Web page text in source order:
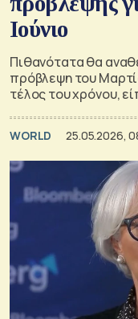
Ιούνιο
Πιθανότατα θα
πρόβλεψη του
τέλος του χρόνου,
WORLD 25.05.2026,